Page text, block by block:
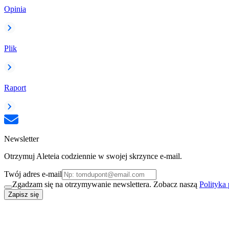
Opinia
Plik
Raport
Newsletter
Otrzymuj Aleteia codziennie w swojej skrzynce e-mail.
Twój adres e-mail
Zgadzam się na otrzymywanie newslettera. Zobacz naszą Polityka
Zapisz się